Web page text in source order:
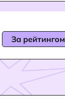
За рейтингом